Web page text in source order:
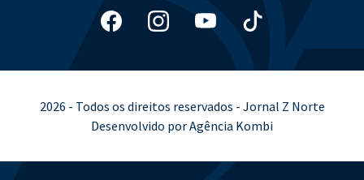
2026 - Todos os direitos reservados - Jornal Z Norte
Desenvolvido por Agência Kombi